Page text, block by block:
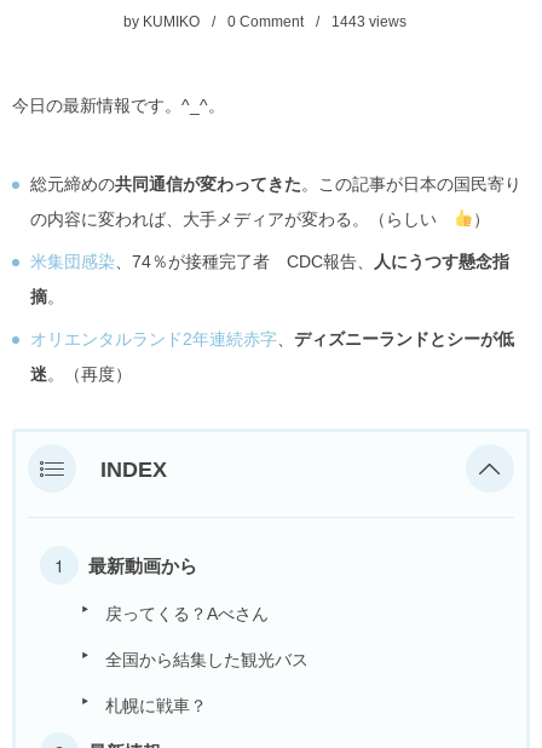
by KUMIKO 0 Comment 1443 views
今日の最新情報です。^_^。
総元締めの共同通信が変わってきた。この記事が日本の国民寄り
の内容に変われば、大手メディアが変わる。（らしい
）
米集団感染 、74％が接種完了者 CDC報告、
人にうつす懸念指
摘。
オリエンタルランド2年連続赤字
ディズニーランドとシーが低
迷。（再度）
INDEX
最新動画から
戻ってくる？Aべさん
全国から結集した観光バス
札幌に戦車？